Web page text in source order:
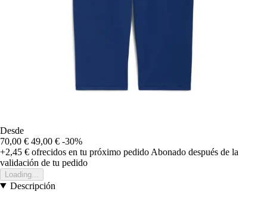
Desde
70,00 € 49,00 € -30%
+2,45 € ofrecidos en tu próximo pedido Abonado después de la
validación de tu pedido
Loading...
Descripción